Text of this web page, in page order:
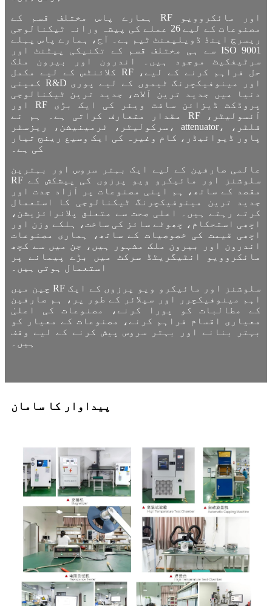
ہمارے پاس مختلف قسم کے RF اور مائکروویو
مصنوعات کے لیے 26 عملے کی پیشہ ورانہ ٹیکنالوجی
ریسرچ اینڈ ڈویلپمنٹ ٹیم ہے۔ آج، ہمارے پاس پہلے
سے ہی مختلف قسم کے تکنیکی پیٹنٹ اور ISO 9001
سرٹیفکیٹ موجود ہیں۔ اندرون اور بیرون ملک
کلائنٹس کے لیے مکمل RF حل فراہم کرنے کے لیے،
کمپنی R&D اور مینوفیکچرنگ ٹیموں کے لیے پوری
دنیا میں جدید ترین آلات، جدید ترین ٹیکنالوجی
اور RF پروڈکٹ ڈیزائن سافٹ ویئر کی ایک بڑی
مقدار متعارف کراتی ہے۔ ہم نے RF آئسولیٹر،
سرکولیٹر، ٹرمینیشن، ریزسٹر، attenuator، فلٹر،
پاور ڈیوائیڈر، کام وغیرہ کی ایک وسیع رینج تیار
کی ہے۔
عالمی صارفین کے لیے ایک بہتر سروس اور بہترین
RF سلوشنز اور مائیکرو ویو پرزوں کی پیشکش کے
مقصد کے ساتھ، ہم اپنی مصنوعات پر آزاد جدت اور
جدید ترین مینوفیکچرنگ ٹیکنالوجی کا استعمال
کرتے رہتے ہیں۔ اعلی صحت سے متعلق پلانرائزیشن،
اچھی استحکام، چھوٹے سائز کی ساخت، ہلکے وزن اور
اچھی قیمت کی خصوصیات کے ساتھ، ہماری مصنوعات
اندرون اور بیرون ملک مشہور ہیں، جن میں سے کچھ
مائکروویو انٹیگریٹڈ سرکٹ میں بڑے پیمانے پر
استعمال ہوتی ہیں۔
چین میں RF سلوشنز اور مائیکرو ویو پرزوں کے ایک
اہم مینوفیکچرر اور سپلائر کے طور پر، ہم صارفین
کے مطالبات کو پورا کرنے، مصنوعات کی اعلیٰ
معیاری اقسام فراہم کرنے، مصنوعات کے معیار کو
بہتر بنانے اور بہتر سروس پیش کرنے کے لیے وقف
ہیں۔
پیداوار کا سامان